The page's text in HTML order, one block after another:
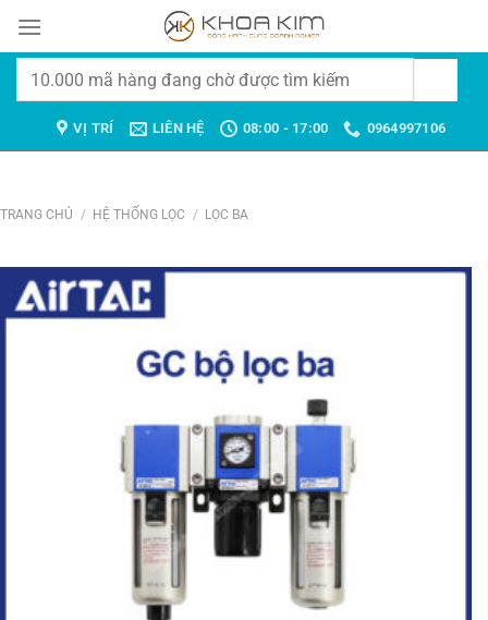
đến
Tìm
VỊ TRÍ LIÊN HỆ 08:00 - 17:00 0964997106
TRANG CHỦ / HỆ THỐNG LỌC / LỌC BA